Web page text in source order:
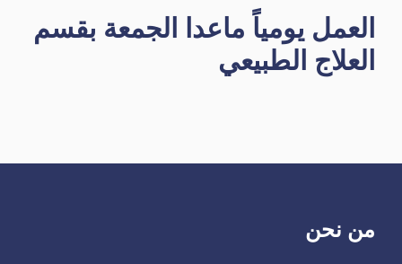
العمل يومياً ماعدا الجمعة بقسم
العلاج الطبيعي
من نحن